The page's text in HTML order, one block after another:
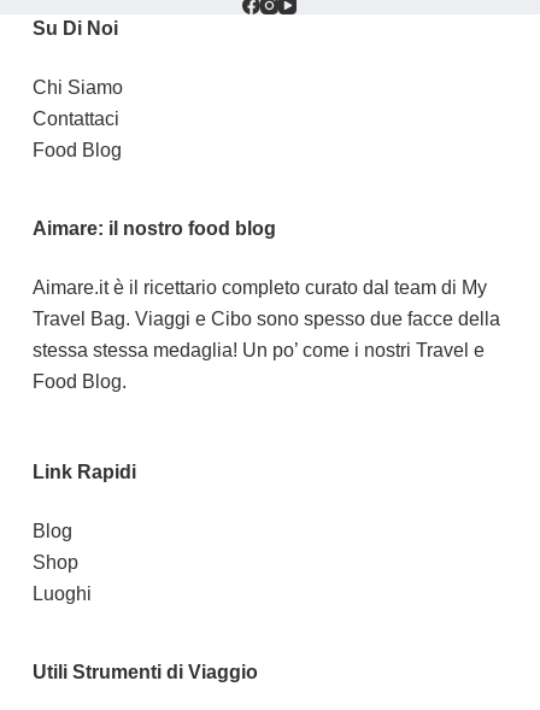
Su Di Noi
Chi Siamo
Contattaci
Food Blog
Aimare: il nostro food blog
Aimare.itè il ricettario completo curato dal team di My
Travel Bag. Viaggi e Cibo sono spesso due facce della
stessa stessa medaglia! Un po’ come i nostri Travel e
Food Blog.
Link Rapidi
Blog
Shop
Luoghi
Utili Strumenti di Viaggio